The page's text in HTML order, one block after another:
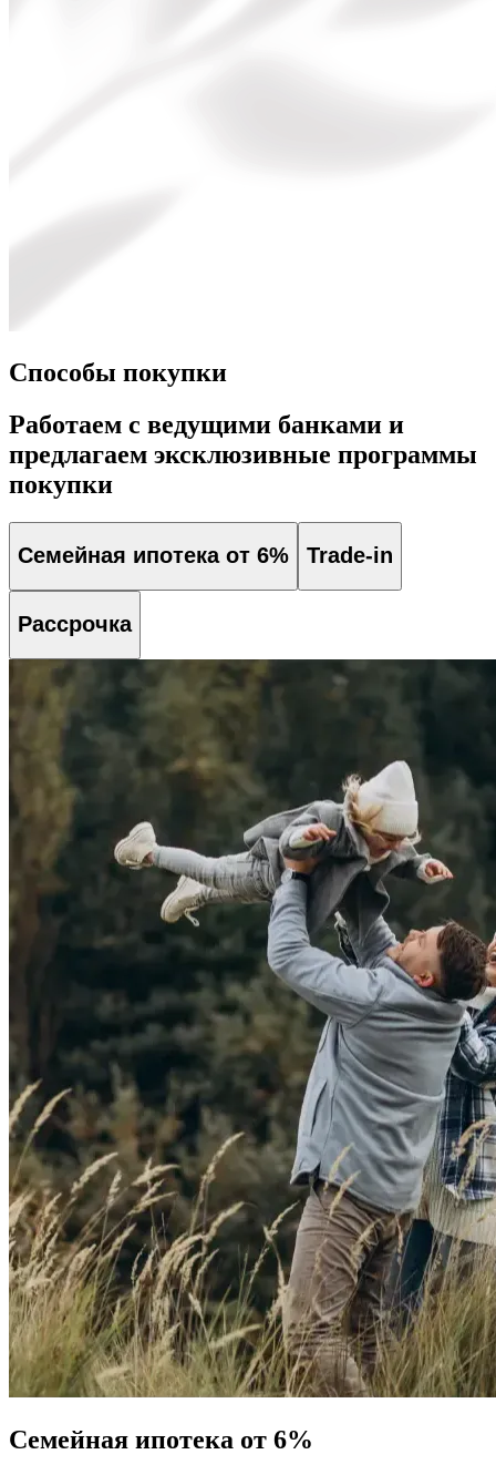
Способы покупки
Работаем с ведущими банками и
предлагаем эксклюзивные программы
покупки
Семейная ипотека от 6% Trade-in
Рассрочка
Семейная ипотека от 6%